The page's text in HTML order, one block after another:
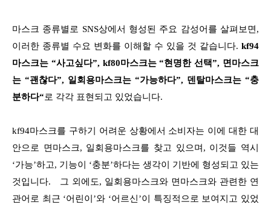
마스크 종류별로 SNS상에서 형성된 주요 감성어를 살펴보면,
이러한 종류별 수요 변화를 이해할 수 있을 것 같습니다. kf94
마스크는 “사고싶다”, kf80마스크는 “현명한 선택”, 면마스크
는 “괜찮다”, 일회용마스크는 “가능하다”, 덴탈마스크는 “충
분하다“로 각각 표현되고 있었습니다.
kf94마스크를 구하기 어려운 상황에서 소비자는 이에 대한 대
안으로 면마스크, 일회용마스크를 찾고 있으며, 이것들 역시
‘가능’하고, 기능이 ‘충분’하다는 생각이 기반에 형성되고 있는
것입니다.
그 외에도, 일회용마스크와 면마스크와 관련한 연
관어로 최근 ‘어린이’와 ‘어르신’이 특징적으로 보여지고 있었